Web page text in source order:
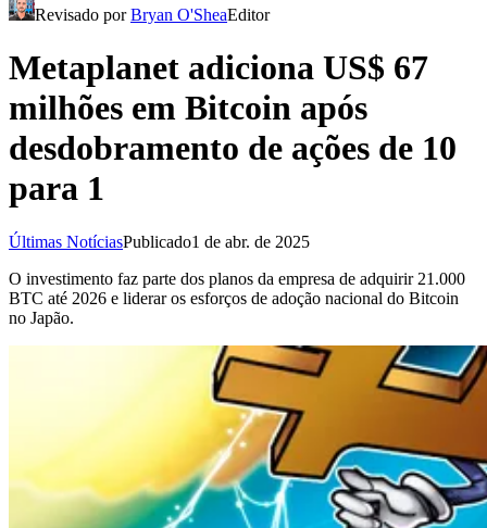
Revisado porBryan O'SheaEditor
Metaplanet adiciona US$ 67
milhões em Bitcoin após
desdobramento de ações de 10
para 1
Últimas NotíciasPublicado1 de abr. de 2025
O investimento faz parte dos planos da empresa de adquirir 21.000
BTC até 2026 e liderar os esforços de adoção nacional do Bitcoin
no Japão.